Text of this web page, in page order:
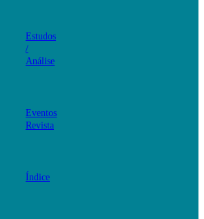
Estudos
/
Análise
Eventos
Revista
Índice